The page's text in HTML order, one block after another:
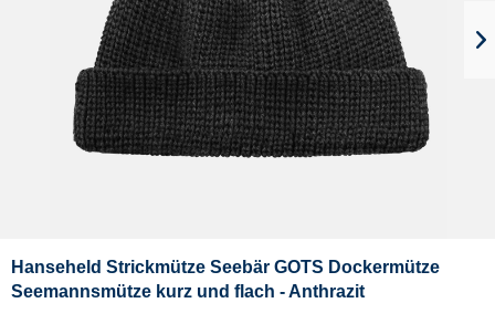
Hanseheld Strickmütze Seebär GOTS Dockermütze
Seemannsmütze kurz und flach - Anthrazit